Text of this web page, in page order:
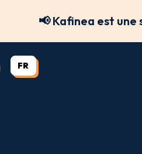
📢 Kafinea est
FR